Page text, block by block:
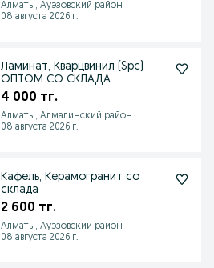
Алматы, Ауэзовский район
08 августа 2026 г.
Ламинат, Кварцвинил (Spc)
ОПТОМ СО СКЛАДА
4 000 тг.
Алматы, Алмалинский район
08 августа 2026 г.
Кафель, Керамогранит со
склада
2 600 тг.
Алматы, Ауэзовский район
08 августа 2026 г.